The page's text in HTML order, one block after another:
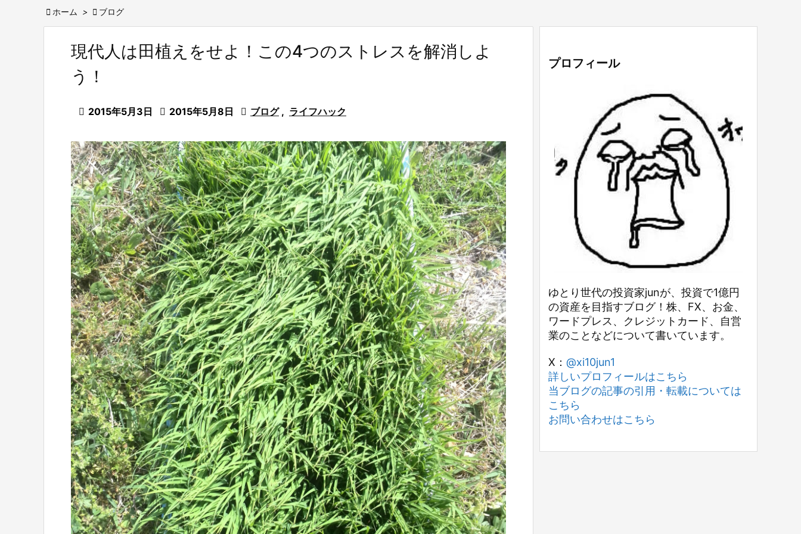
 ホーム >  ブログ
現代人は田植えをせよ！この4つのストレスを解消しよ
う！
 2015年5月3日  2015年5月8日  ブログ , ライフハック
プロフィール
ゆとり世代の投資家junが、投資で1億円
の資産を目指すブログ！株、FX、お金、
ワードプレス、クレジットカード、自営
業のことなどについて書いています。
X： @xi10jun1
詳しいプロフィールはこちら
当ブログの記事の引用・転載については
こちら
お問い合わせはこちら